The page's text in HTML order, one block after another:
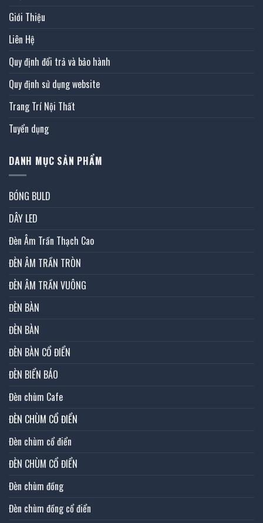
Giới Thiệu
Liên Hệ
Quy định đổi trả và bảo hành
Quy định sử dụng website
Trang Trí Nội Thất
Tuyển dụng
DANH MỤC SẢN PHẨM
BÓNG BULD
DÂY LED
Đèn Âm Trần Thạch Cao
ĐÈN ÂM TRẦN TRÒN
ĐÈN ÂM TRẦN VUÔNG
ĐÈN BÀN
ĐÈN BÀN
ĐÈN BÀN CỔ ĐIỂN
ĐÈN BIỂN BÁO
Đèn chùm Cafe
ĐÈN CHÙM CỔ ĐIỂN
Đèn chùm cổ điển
ĐÈN CHÙM CỔ ĐIỂN
Đèn chùm đồng
Đèn chùm đồng cổ điển